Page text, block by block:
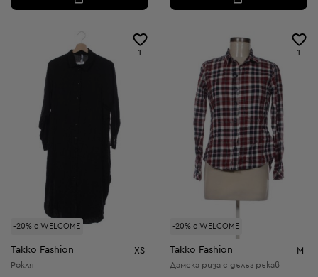
-20% с WELCOME
1
Takko Fashion XS
Рокля
-20% с WELCOME
1
Takko Fashion M
Дамска риза с дълъг ръкав